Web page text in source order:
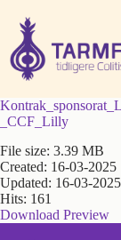
indhold
_CCF_Lilly
File size: 3.39 MB
Created: 16-03-2025
Updated: 16-03-2025
Hits: 161
Download Preview